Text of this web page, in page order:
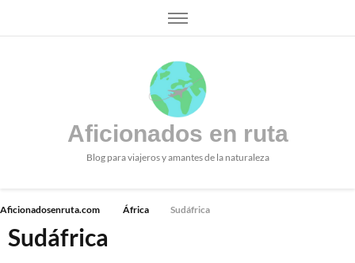
Aficionados en ruta
Blog para viajeros y amantes de la naturaleza
Aficionadosenruta.com África Sudáfrica
Sudáfrica